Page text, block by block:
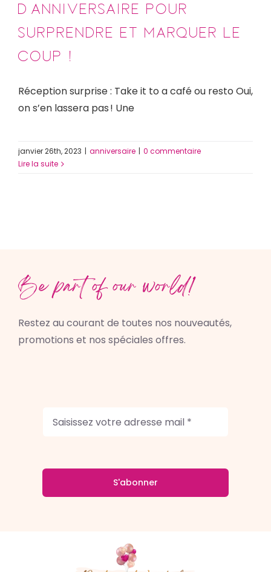
d’anniversaire pour
surprendre et marquer le
coup !
Réception surprise : Take it to a café ou resto Oui,
on s’en lassera pas ! Une
janvier 26th, 2023 | anniversaire | 0 commentaire
Lire la suite
Be part of our world!
Restez au courant de toutes nos nouveautés,
promotions et nos spéciales offres.
S'abonner